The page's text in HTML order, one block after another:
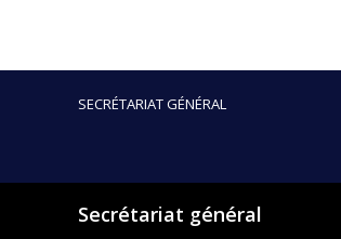
SECRÉTARIAT GÉNÉRAL
Secrétariat général